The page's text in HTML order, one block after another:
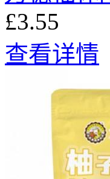
£3.55
查看详情